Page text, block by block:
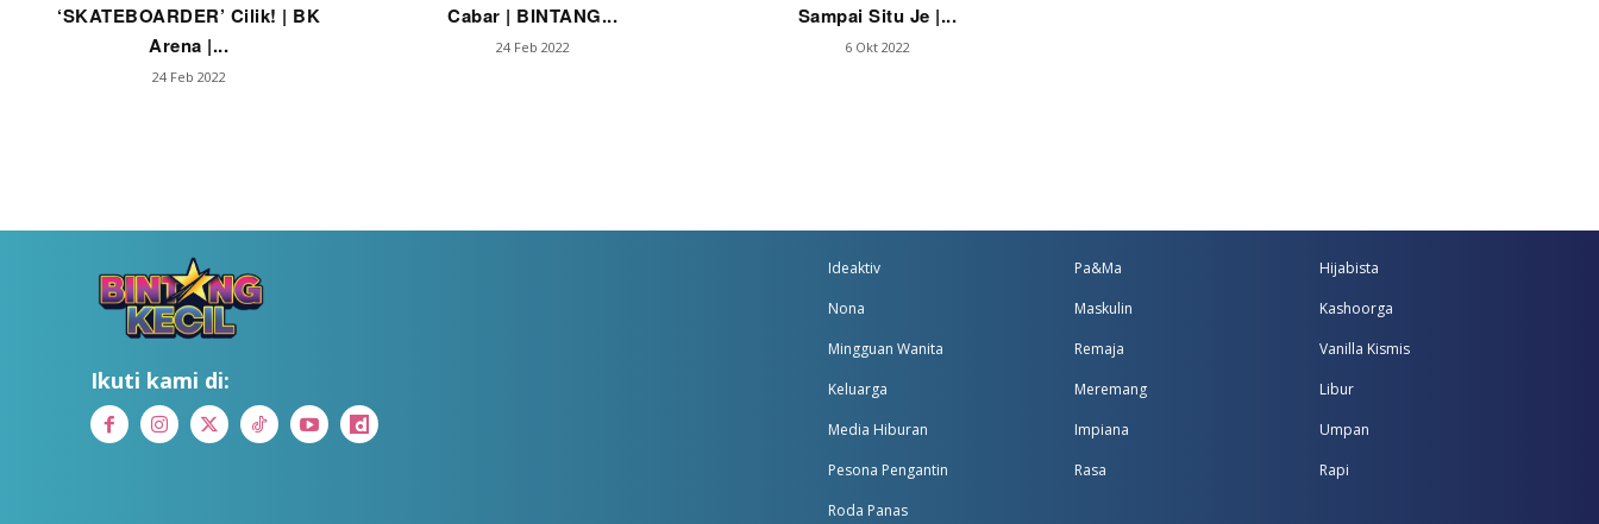
‘SKATEBOARDER’ Cilik! | BK
Arena |...
24 Feb 2022
Cabar | BINTANG...
24 Feb 2022
Sampai Situ Je |...
6 Okt 2022
Ikuti kami di:
Ideaktiv
Nona
Mingguan Wanita
Keluarga
Media Hiburan
Pesona Pengantin
Roda Panas
Pa&Ma
Maskulin
Remaja
Meremang
Impiana
Rasa
Hijabista
Kashoorga
Vanilla Kismis
Libur
Umpan
Rapi